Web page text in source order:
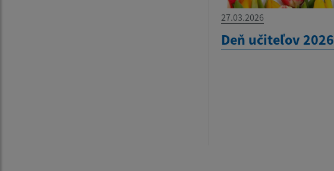
27.03.2026
Deň učiteľov 2026